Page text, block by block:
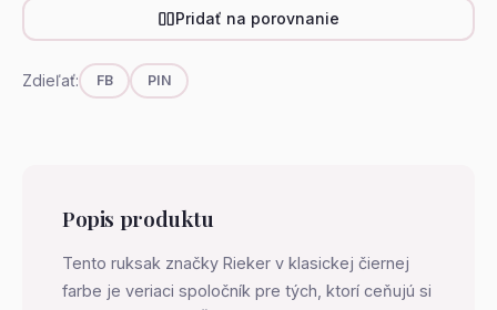
Pridať na porovnanie
Zdieľať: FB PIN
Popis produktu
Tento ruksak značky Rieker v klasickej čiernej
farbe je veriaci spoločník pre tých, ktorí ceňujú si